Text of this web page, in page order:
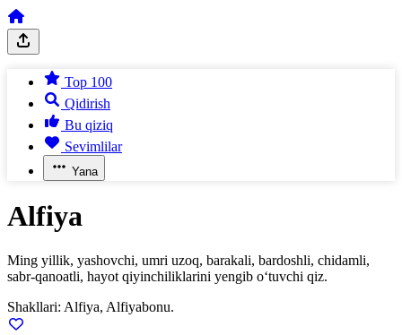
Top 100
Qidirish
Bu qiziq
Sevimlilar
Yana
Alfiya
Ming yillik, yashovchi, umri uzoq, barakali, bardoshli, chidamli,
sabr-qanoatli, hayot qiyinchiliklarini yengib o‘tuvchi qiz.
Shakllari: Alfiya, Alfiyabonu.